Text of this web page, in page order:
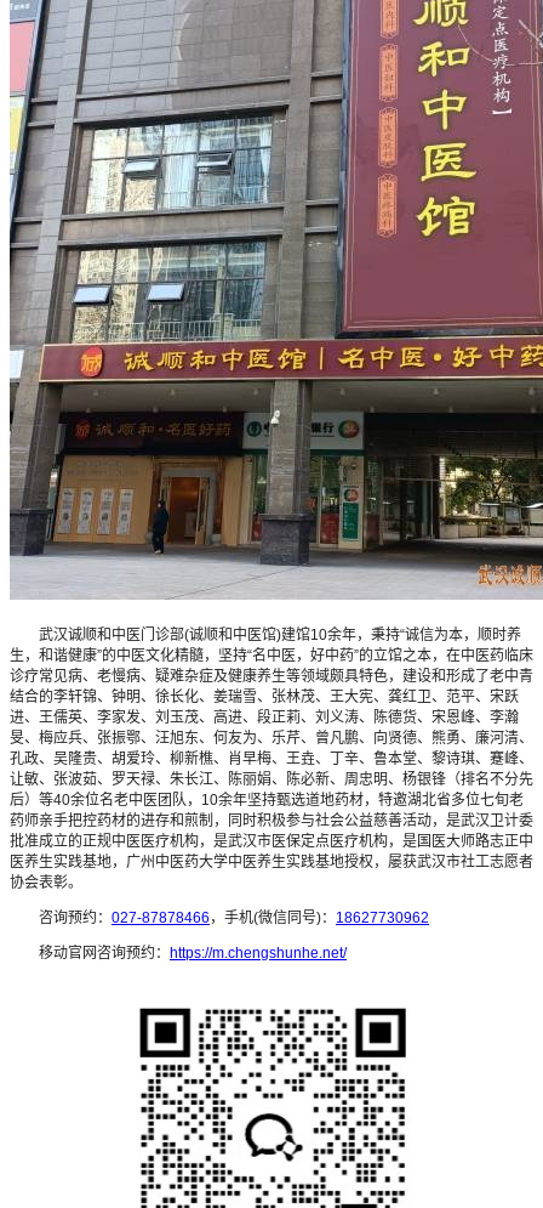
武汉诚顺和中医门诊部(诚顺和中医馆)建馆10余年，秉持“诚信为本，顺时养
生，和谐健康”的中医文化精髓，坚持“名中医，好中药”的立馆之本，在中医药临床
诊疗常见病、老慢病、疑难杂症及健康养生等领域颇具特色，建设和形成了老中青
结合的李轩锦、钟明、徐长化、姜瑞雪、张林茂、王大宪、龚红卫、范平、宋跃
进、王儒英、李家发、刘玉茂、高进、段正莉、刘义涛、陈德货、宋恩峰、李瀚
旻、梅应兵、张振鄂、汪旭东、何友为、乐芹、曾凡鹏、向贤德、熊勇、廉河清、
孔政、吴隆贵、胡爱玲、柳新樵、肖早梅、王垚、丁辛、鲁本堂、黎诗琪、蹇峰、
让敏、张波茹、罗天禄、朱长江、陈丽娟、陈必新、周忠明、杨银锋（排名不分先
后）等40余位名老中医团队，10余年坚持甄选道地药材，特邀湖北省多位七旬老
药师亲手把控药材的进存和煎制，同时积极参与社会公益慈善活动，是武汉卫计委
批准成立的正规中医医疗机构，是武汉市医保定点医疗机构，是国医大师路志正中
医养生实践基地，广州中医药大学中医养生实践基地授权，屡获武汉市社工志愿者
协会表彰。
咨询预约： 027-87878466 ，手机(微信同号)： 18627730962
移动官网咨询预约： https://m.chengshunhe.net/